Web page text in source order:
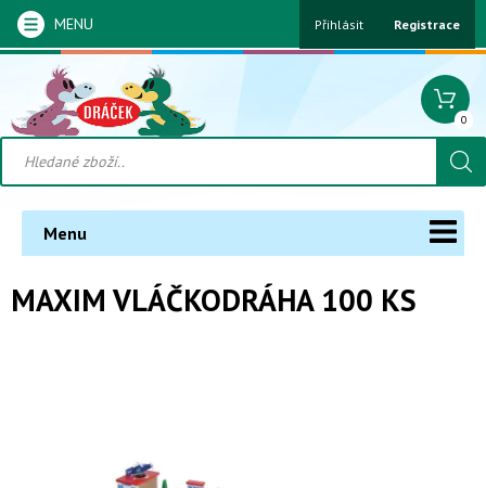
MENU Přihlásit Registrace
0
Menu
MAXIM VLÁČKODRÁHA 100 KS